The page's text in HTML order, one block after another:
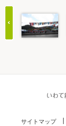
15
サイトマップ